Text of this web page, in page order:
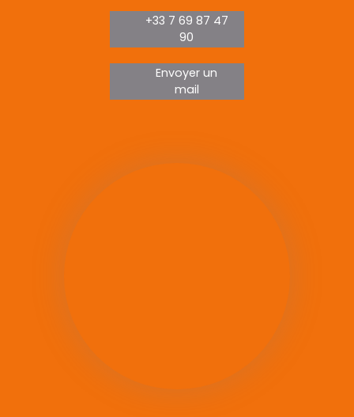
+33 7 69 87 47
90
Envoyer un
mail